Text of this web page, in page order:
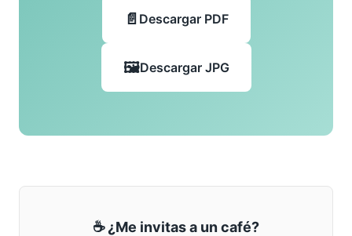
Descargar PDF
Descargar JPG
☕ ¿Me invitas a un café?